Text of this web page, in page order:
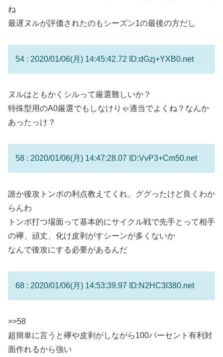
ね
最遅ヌルが評価されたのもシーズン1の最後の方だし
54 : 2020/01/06(月) 14:45:42.72 ID:dGzj+YXB0.net
ヌルはともかくシルって厳選難しいか？
特殊型用のA0厳選でもしなけりゃ適当でよくね？なんか
あったっけ？
58 : 2020/01/06(月) 14:47:28.07 ID:VvP3+Cm50.net
誰か後攻トンボの利点教えてくれ、ググったけど良くわか
らんわ
トンボ打つ場面って基本的にサイクル戦で先手とって相手
の襷、頑丈、化け皮剥がすシーンが多くないか
なんで後攻にする必要があるんだ
68 : 2020/01/06(月) 14:53:39.97 ID:N2HC3I380.net
>>58
超簡単に言うと襷や皮剥がしながら100パーセント有利対
面作れるから強い